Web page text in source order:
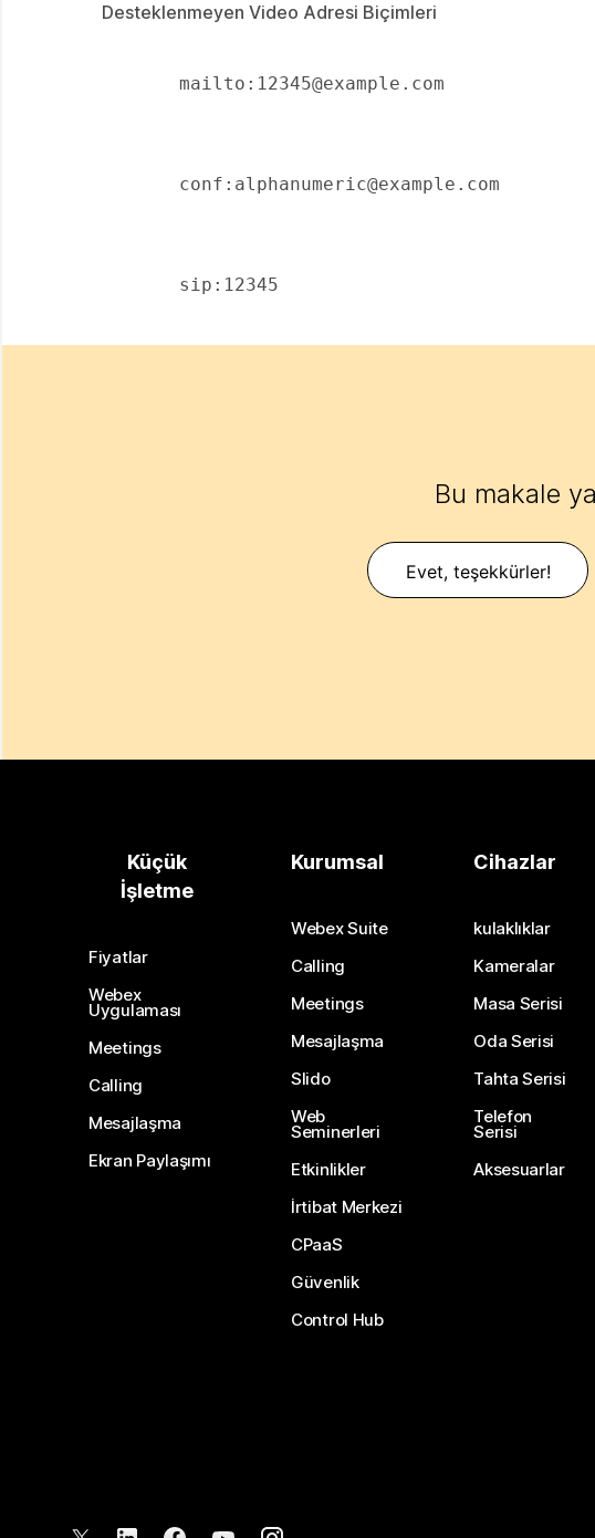
Desteklenmeyen Video Adresi Biçimleri
Bu makale
Evet, teşekkürler!
Küçük
İşletme
Fiyatlar
Webex
Uygulaması
Meetings
Calling
Mesajlaşma
Ekran Paylaşımı
Kurumsal
Webex Suite
Calling
Meetings
Mesajlaşma
Slido
Web
Seminerleri
Etkinlikler
İrtibat Merkezi
CPaaS
Güvenlik
Control Hub
Cihazlar
kulaklıklar
Kameralar
Masa Serisi
Oda Serisi
Tahta Serisi
Telefon
Serisi
Aksesuarlar